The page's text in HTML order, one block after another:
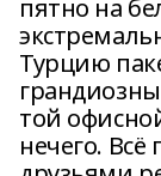
пятно на
Турцию
той
нечего.